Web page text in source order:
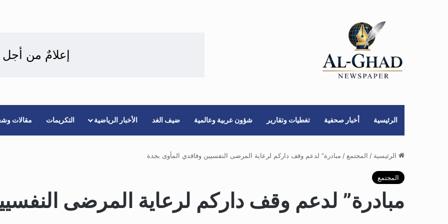
إعلامٌ من
الرئيسية أخبار صحفية تغطيات وتقارير شؤون عربية وعالمية ضيف الغد الأخبار الرياضية التكريمات مقالات
الرئيسية / المجتمع / مبادرة” لدعم وقف داركم لرعاية المرضى النفسيين وفاقدي المأوى بجدة
المجتمع
مبادرة” لدعم وقف داركم لرعاية المرضى